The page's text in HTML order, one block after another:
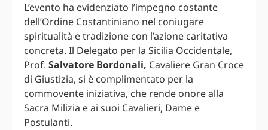
L’evento ha evidenziato l’impegno costante
dell’Ordine Costantiniano nel coniugare
spiritualità e tradizione con l’azione caritativa
concreta. Il Delegato per la Sicilia Occidentale,
Prof. Salvatore Bordonali, Cavaliere Gran Croce
di Giustizia, si è complimentato per la
commovente iniziativa, che rende onore alla
Sacra Milizia e ai suoi Cavalieri, Dame e
Postulanti.